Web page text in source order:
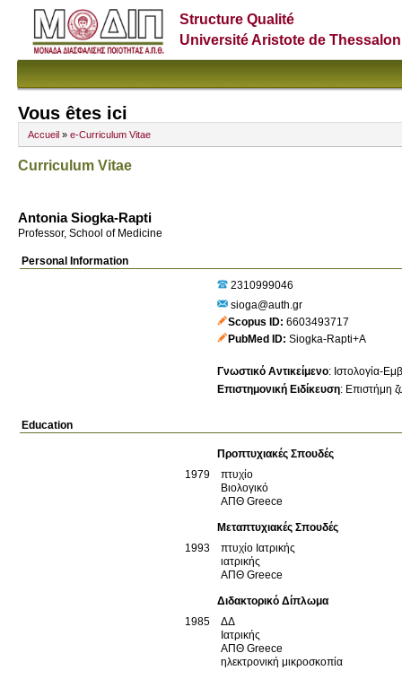
Structure Qualité
Université Aristote de
Vous êtes ici
Accueil » e-Curriculum Vitae
Curriculum Vitae
Antonia Siogka-Rapti
Professor, School of Medicine
Personal Information
2310999046
sioga@auth.gr
Scopus ID 6603493717
PubMed ID Siogka-Rapti+A
Γνωστικό Αντικείμενο: Ιστολογία-
Επιστημονική Ειδίκευση: Επιστήμη
Education
Προπτυχιακές Σπουδές
1979
πτυχίο
Βιολογικό
ΑΠΘ Greece
Μεταπτυχιακές Σπουδές
1993
πτυχίο Ιατρικής
ιατρικής
ΑΠΘ Greece
Διδακτορικό Δίπλωμα
1985
ΔΔ
Ιατρικής
ΑΠΘ Greece
ηλεκτρονική μικροσκοπία